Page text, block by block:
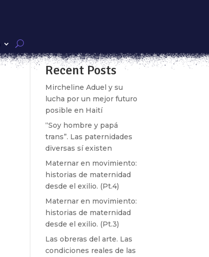
Recent Posts
Mircheline Aduel y su
lucha por un mejor futuro
posible en Haití
“Soy hombre y papá
trans”. Las paternidades
diversas sí existen
Maternar en movimiento:
historias de maternidad
desde el exilio. (Pt.4)
Maternar en movimiento:
historias de maternidad
desde el exilio. (Pt.3)
Las obreras del arte. Las
condiciones reales de las